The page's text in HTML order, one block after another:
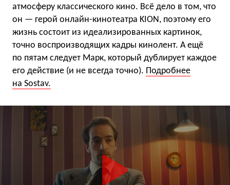
атмосферу классического кино. Всё дело в том, что
он — герой онлайн-кинотеатра KION, поэтому его
жизнь состоит из идеализированных картинок,
точно воспроизводящих кадры кинолент. А ещё
по пятам следует Марк, который дублирует каждое
его действие (и не всегда точно). Подробнее
на Sostav.